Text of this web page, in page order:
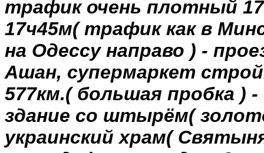
трафик очень плотный
17ч45м(трафиккак в
на Одессу направо ) -
Ашан, супермаркет
577км.(большая пробка ) -
здание со штырём(
украинский храм(